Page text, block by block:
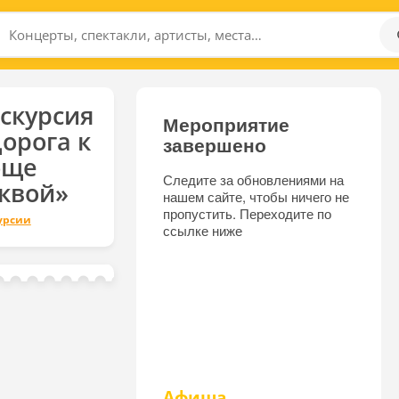
к
Мероприятие
завершено
Следите за обновлениями на
нашем сайте, чтобы ничего не
пропустить. Переходите по
ссылке ниже